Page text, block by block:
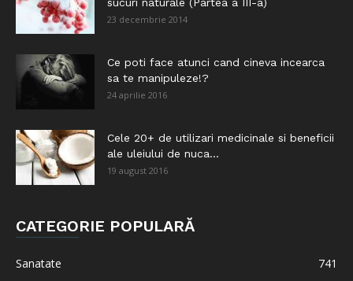
23 decembrie 2014
Ce poti face atunci cand cineva incearca
sa te manipuleze!?
24 aprilie 2016
Cele 20+ de utilizari medicinale si beneficii
ale uleiului de nuca...
19 august 2016
CATEGORIE POPULARĂ
Sanatate
741